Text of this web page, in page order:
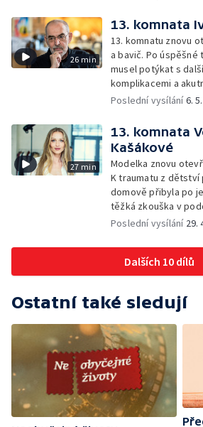
26 min
13. komnata
13. komnatu znovu
a bavič. Po
musel potýkat s
komplikacemi a
Poslední vysílání6.
27 min
13. komnata
Kašákové
Modelka znovu
K traumatu z
domově přibyla po
těžká zkouška v
nemoci jejího syna.
Poslední vysílání 29.
Dalších 10 dílů
Ostatní také sledují